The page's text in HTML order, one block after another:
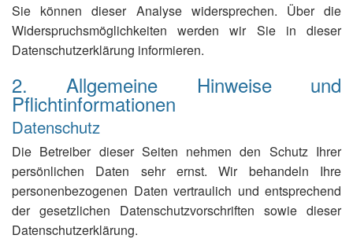
Sie können dieser Analyse widersprechen. Über die
Widerspruchsmöglichkeiten werden wir Sie in dieser
Datenschutzerklärung informieren.
2. Allgemeine Hinweise und
Pflichtinformationen
Datenschutz
Die Betreiber dieser Seiten nehmen den Schutz Ihrer
persönlichen Daten sehr ernst. Wir behandeln Ihre
personenbezogenen Daten vertraulich und entsprechend
der gesetzlichen Datenschutzvorschriften sowie dieser
Datenschutzerklärung.